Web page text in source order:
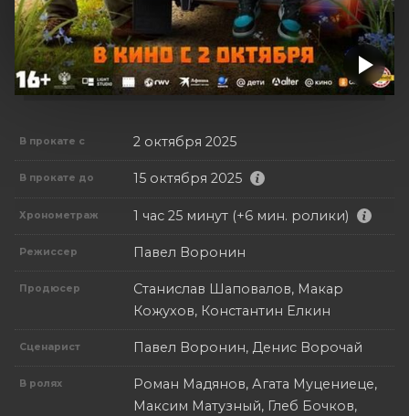
В прокате с 2 октября 2025
В прокате до 15 октября 2025
Хронометраж 1 час 25 минут (+6 мин. ролики)
Режиссер Павел Воронин
Продюсер
Станислав Шаповалов, Макар
Кожухов, Константин Елкин
Сценарист Павел Воронин, Денис Ворочай
В ролях
Роман Мадянов, Агата Муцениеце,
Максим Матузный, Глеб Бочков,